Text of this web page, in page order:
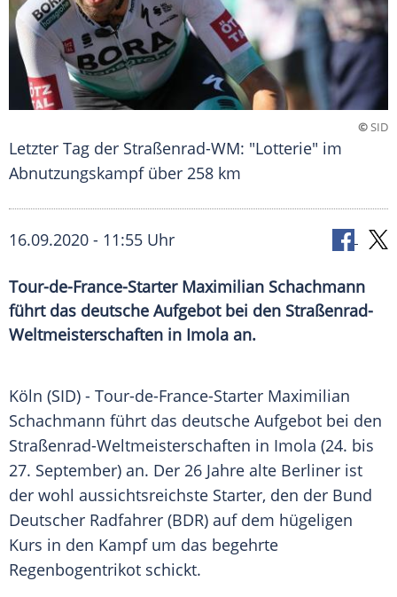
©SID
Letzter Tag der Straßenrad-WM: "Lotterie" im
Abnutzungskampf über 258 km
16.09.2020 - 11:55 Uhr
Tour-de-France-Starter Maximilian Schachmann
führt das deutsche Aufgebot bei den Straßenrad-
Weltmeisterschaften in Imola an.
Köln (SID) - Tour-de-France-Starter Maximilian
Schachmann führt das deutsche Aufgebot bei den
Straßenrad-Weltmeisterschaften in Imola (24. bis
27. September) an. Der 26 Jahre alte Berliner ist
der wohl aussichtsreichste Starter, den der Bund
Deutscher Radfahrer (BDR) auf dem hügeligen
Kurs in den Kampf um das begehrte
Regenbogentrikot schickt.